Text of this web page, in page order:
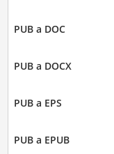
PUB a DOC
PUB a DOCX
PUB a EPS
PUB a EPUB